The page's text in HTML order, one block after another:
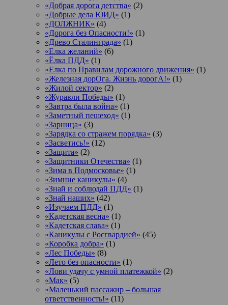
«Добрая дорога детства» (2)
«Добрые дела ЮИД» (1)
«ДОЛЖНИК» (4)
«Дорога без Опасности!» (1)
«Древо Сталинграда» (1)
«Елка желаний» (6)
«Ёлка ПДД» (1)
«Елка по Правилам дорожного движения» (1)
«Железная дорОга. Жизнь дорогА!» (1)
«Жилой сектор» (2)
«Журавли Победы» (1)
«Завтра была война» (1)
«Заметный пешеход» (1)
«Зарница» (3)
«Зарядка со стражем порядка» (3)
«Засветись!» (12)
«Защита» (2)
«Защитники Отечества» (1)
«Зима в Подмосковье» (1)
«Зимние каникулы» (4)
«Знай и соблюдай ПДД» (1)
«Знай наших» (42)
«Изучаем ПДД» (1)
«Кадетская весна» (1)
«Кадетская слава» (1)
«Каникулы с Росгвардией» (45)
«Коробка добра» (1)
«Лес Победы» (8)
«Лето без опасности» (1)
«Лови удачу с умной платежкой» (2)
«Мак» (5)
«Маленький пассажир – большая
ответственность!» (11)